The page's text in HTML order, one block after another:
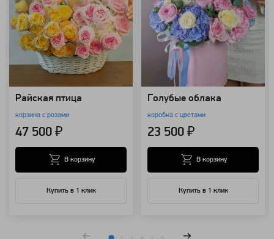
Райская птица
корзина с розами
47 500 ₽
Купить в 1 клик
В корзину
Голубые облака
коробка с цветами
23 500 ₽
Купить в 1 клик
В корзину